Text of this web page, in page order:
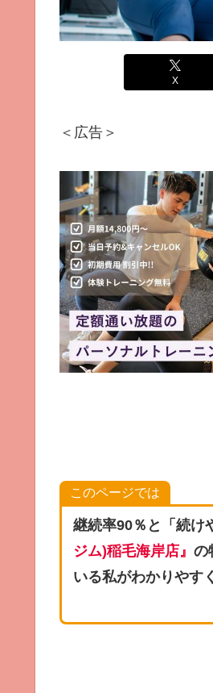
X
＜広告＞
このページでは
継続率90％と「続け
ジム)稲毛海岸店』の
いる私がわかりやす